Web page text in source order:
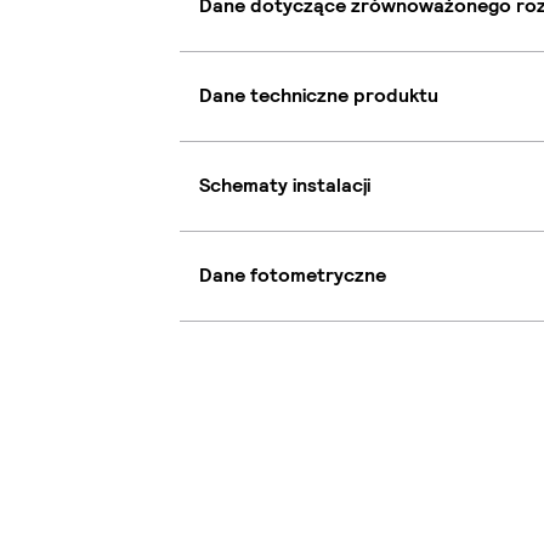
Dane dotyczące zrównoważonego
Dane techniczne produktu
Schematy instalacji
Dane fotometryczne